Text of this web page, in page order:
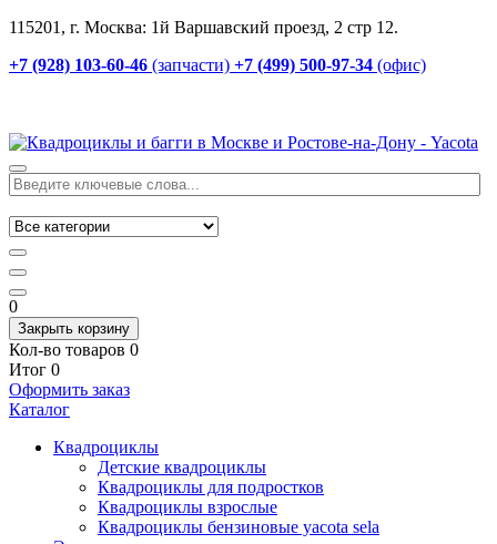
115201, г. Москва: 1й Варшавский проезд, 2 стр 12.
+7 (928) 103-60-46 (запчасти) +7 (499) 500-97-34 (офис)
0
Закрыть корзину
Кол-во товаров 0
Итог 0
Оформить заказ
Каталог
Квадроциклы
Детские квадроциклы
Квадроциклы для подростков
Квадроциклы взрослые
Квадроциклы бензиновые yacota sela